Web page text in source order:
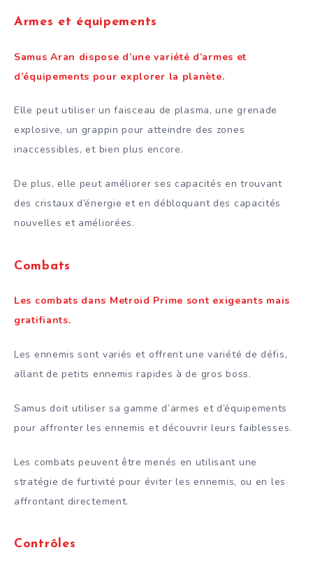
Armes et équipements
Samus Aran dispose d’une variété d’armes et
d’équipements pour explorer la planète.
Elle peut utiliser un faisceau de plasma, une grenade
explosive, un grappin pour atteindre des zones
inaccessibles, et bien plus encore.
De plus, elle peut améliorer ses capacités en trouvant
des cristaux d’énergie et en débloquant des capacités
nouvelles et améliorées.
Combats
Les combats dans Metroid Prime sont exigeants mais
gratifiants.
Les ennemis sont variés et offrent une variété de défis,
allant de petits ennemis rapides à de gros boss.
Samus doit utiliser sa gamme d’armes et d’équipements
pour affronter les ennemis et découvrir leurs faiblesses.
Les combats peuvent être menés en utilisant une
stratégie de furtivité pour éviter les ennemis, ou en les
affrontant directement.
Contrôles